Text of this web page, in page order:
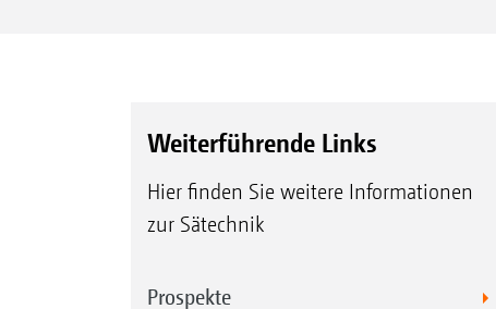
Weiterführende Links
Hier finden Sie weitere Informationen
zur Sätechnik
Prospekte